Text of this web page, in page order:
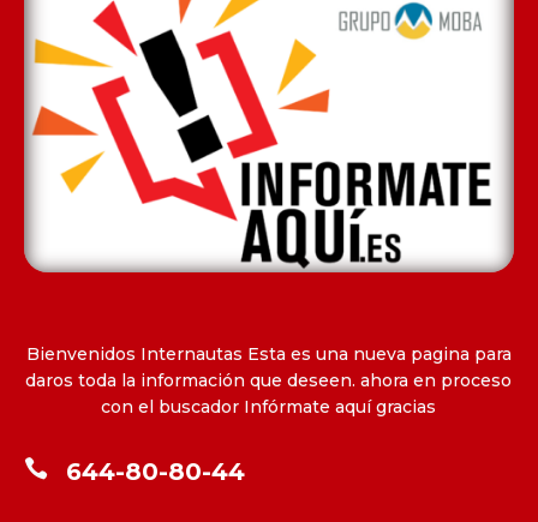
Bienvenidos Internautas Esta es una nueva pagina para
daros toda la información que deseen. ahora en proceso
con el buscador Infórmate aquí gracias
 644-80-80-44